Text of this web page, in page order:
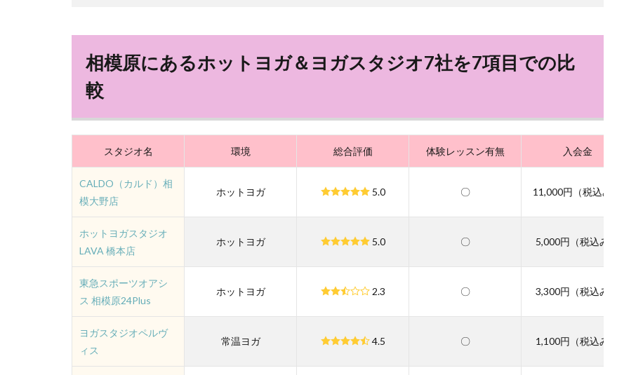
相模原にあるホットヨガ＆ヨガスタジオ7社を7項目での比
較
スタジオ名 環境 総合評価 体験レッスン有無 入会金
CALDO（カルド）相
模大野店
ホットヨガ 5.0 〇 11,000円（税込み）
ホットヨガスタジオ
LAVA 橋本店
ホットヨガ 5.0 〇 5,000円（税込み）
東急スポーツオアシ
ス 相模原24Plus
ホットヨガ 2.3 〇 3,300円（税込み）
ヨガスタジオペルヴ
ィス
常温ヨガ 4.5 〇 1,100円（税込み）